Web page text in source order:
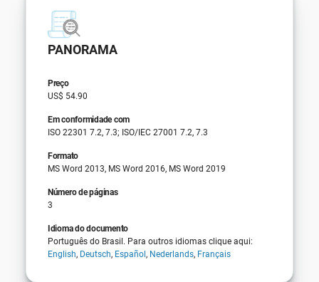
PANORAMA
Preço
US$ 54.90
Em conformidade com
ISO 22301 7.2, 7.3; ISO/IEC 27001 7.2, 7.3
Formato
MS Word 2013, MS Word 2016, MS Word 2019
Número de páginas
3
Idioma do documento
Português do Brasil. Para outros idiomas clique aqui:
English, Deutsch, Español, Nederlands, Français